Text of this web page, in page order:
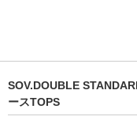
SOV.DOUBLE
ースTOPS